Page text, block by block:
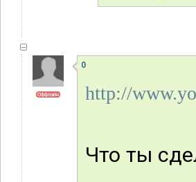
Оффлайн
0
http://
Что ты